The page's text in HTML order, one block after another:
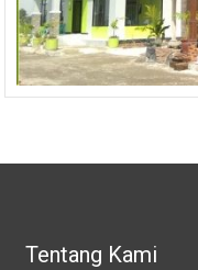
Tentang Kami